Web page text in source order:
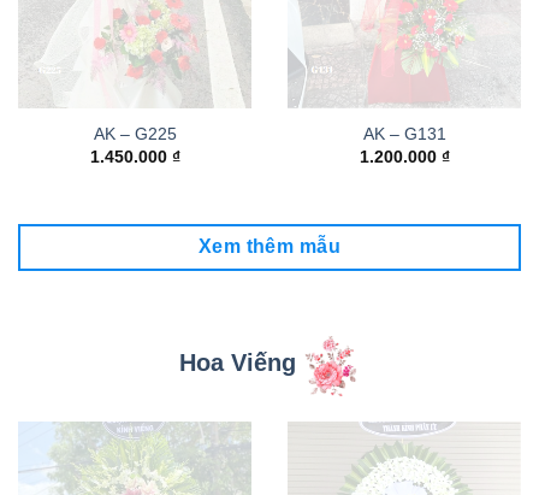
AK – G225
1.450.000 ₫
AK – G131
1.200.000 ₫
Xem thêm mẫu
Hoa Viếng